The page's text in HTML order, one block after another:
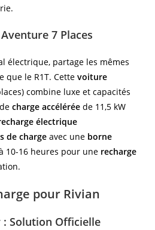
7 Places
électrique, partage les mêmes
que le R1T. Cettevoiture
combine luxe et capacités
charge accélérée de 11,5 kW
électrique
de charge avec une borne
10-16 heures pour une recharge
pour Rivian
: Solution Officielle